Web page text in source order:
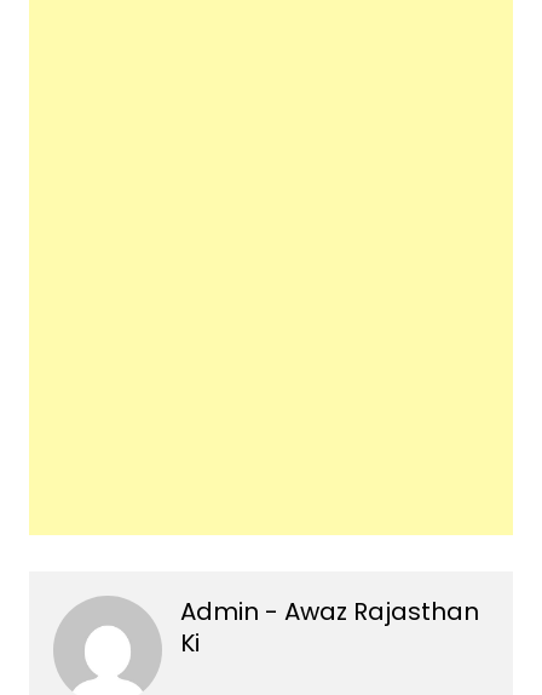
Admin - Awaz Rajasthan
Ki